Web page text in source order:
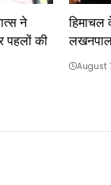
ने
पहलों की
लखनपाल
August